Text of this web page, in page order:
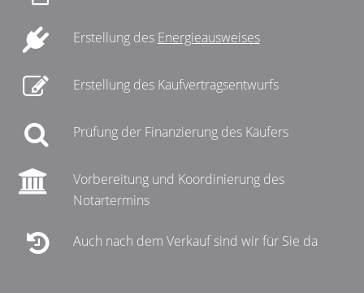
Erstellung des Energieausweises
Erstellung des Kaufvertragsentwurfs
Prüfung der Finanzierung des Käufers
Vorbereitung und Koordinierung des
Notartermins
Auch nach dem Verkauf sind wir für Sie da